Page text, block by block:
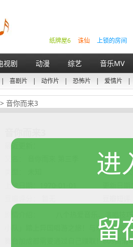
上锁的房间
诛仙
纸牌屋6
视剧 动漫 综艺 音乐MV
| 喜剧片 | 动作片 | 恐怖片 | 爱情片 |
> 音你而来3
最近更新：
地区：
上映日期：
小队」踏上异国唱游之旅！与以往不同
舞台加成都需要通过自己赚取！80s高清
进
留